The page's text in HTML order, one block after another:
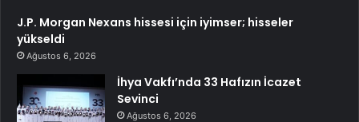
J.P. Morgan Nexans hissesi için iyimser; hisseler
yükseldi
Ağustos 6, 2026
İhya Vakfı’nda 33 Hafızın İcazet
Sevinci
Ağustos 6, 2026